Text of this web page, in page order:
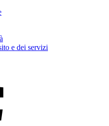
e dei servizi